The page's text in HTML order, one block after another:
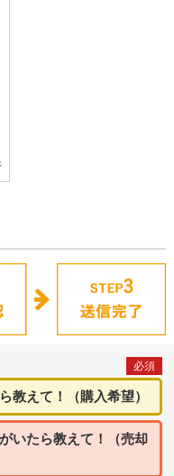
必須
教えて！（購入希望）
いたら教えて！（売却